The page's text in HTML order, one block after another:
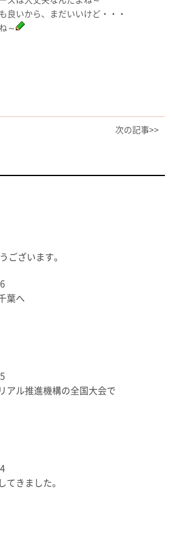
良いから、まだいいけど・・・
～
次の記事>>
ございます。
葉へ
アル推進機構の全国大会で
てきました。